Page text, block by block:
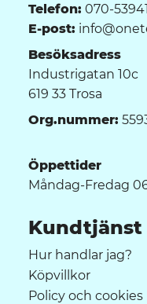
Telefon: 070-
E-post:
Besöksadress
Industrigatan 10c
619 33 Trosa
Org.nummer:
Öppettider
Måndag-Fredag
Kundtjänst
Hur handlar jag?
Köpvillkor
Policy och cookies